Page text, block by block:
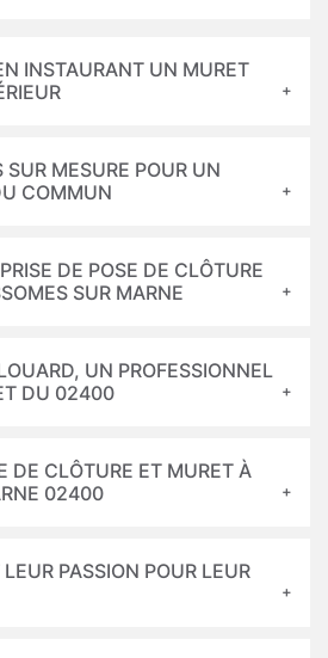
INSTAURANT UN MURET
SUR MESURE POUR UN
COMMUN
DE POSE DE CLÔTURE
SUR MARNE
UN PROFESSIONNEL
DU 02400
DE CLÔTURE ET MURET À
02400
PASSION POUR LEUR